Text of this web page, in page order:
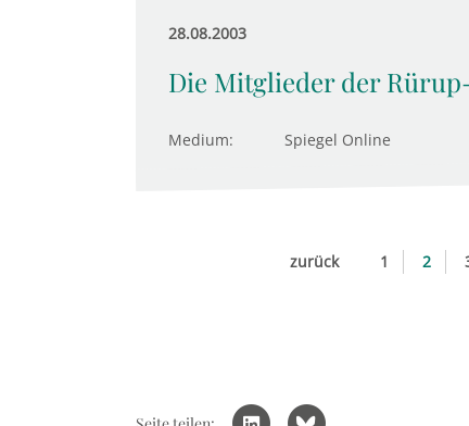
28.08.2003
Die Mitglieder der
Medium: Spiegel Online
zurück 1 2